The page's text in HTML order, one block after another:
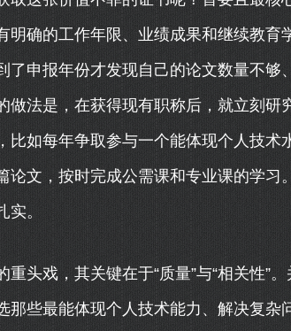
明确的工作年限、业绩成果和继续教育
了申报年份才发现自己的论文数量不够
做法是，在获得现有职称后，就立刻研
比如每年争取参与一个能体现个人技术
论文，按时完成公需课和专业课的学习
。
头戏，其关键在于“质量”与“相关性”
那些最能体现个人技术能力、解决复杂